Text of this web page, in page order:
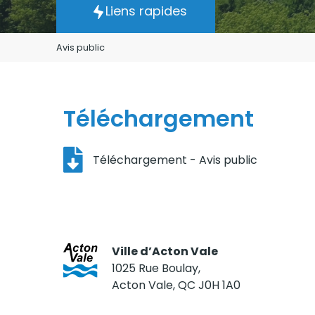
Liens rapides
Avis public
Téléchargement
Téléchargement - Avis public
Ville d’Acton Vale
1025 Rue Boulay,
Acton Vale, QC J0H 1A0